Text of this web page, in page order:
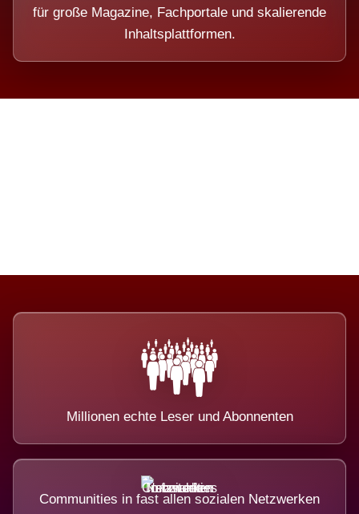
für große Magazine, Fachportale und skalierende
Inhaltsplattformen.
Millionen echte Leser und Abonnenten
Communities in fast allen sozialen Netzwerken